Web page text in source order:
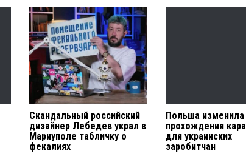
Скандальный российский
дизайнер Лебедев украл в
Мариуполе табличку о
фекалиях
Польша изменила
прохождения
для украинских
заробитчан